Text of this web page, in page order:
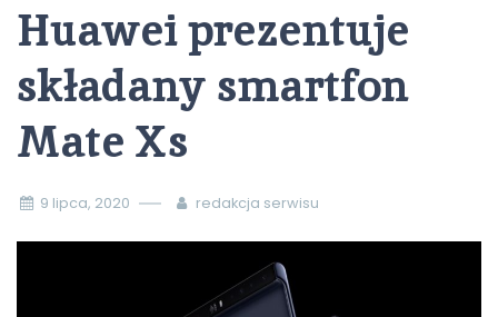
Huawei prezentuje
składany smartfon
Mate Xs
9 lipca, 2020 redakcja serwisu